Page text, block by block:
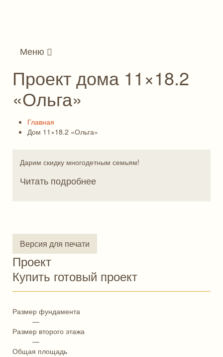
Меню
Проект дома 11×18.2
«Ольга»
Главная
Дом 11×18.2 «Ольга»
Дарим скидку многодетным семьям!
Читать подробнее
Версия для печати
Проект
Купить готовый проект
Размер фундамента
—
Размер второго этажа
—
Общая площадь